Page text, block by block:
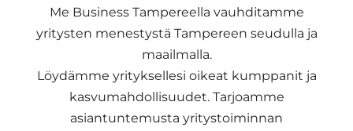
Me Business Tampereella vauhditamme
yritysten menestystä Tampereen seudulla ja
maailmalla.
Löydämme yrityksellesi oikeat kumppanit ja
kasvumahdollisuudet. Tarjoamme
asiantuntemusta yritystoiminnan